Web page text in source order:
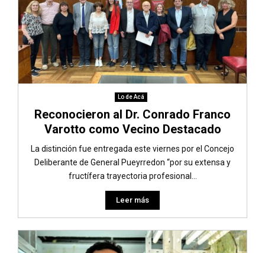
Lo de Acá
Reconocieron al Dr. Conrado Franco
Varotto como Vecino Destacado
La distinción fue entregada este viernes por el Concejo
Deliberante de General Pueyrredon “por su extensa y
fructífera trayectoria profesional...
Leer más